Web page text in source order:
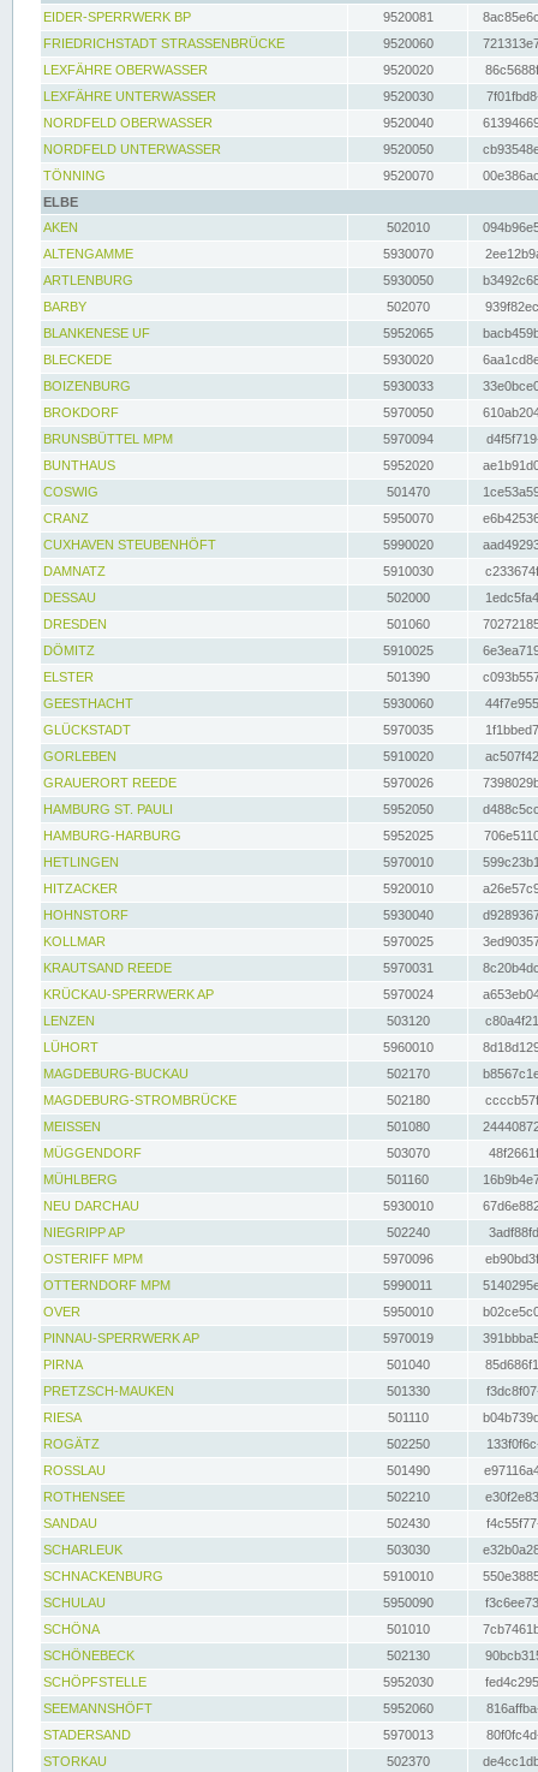
EIDER-SPERRWERK BP
9520081
FRIEDRICHSTADT STRASSENBRÜCKE
9520060
LEXFÄHRE OBERWASSER
9520020
LEXFÄHRE UNTERWASSER
9520030
NORDFELD OBERWASSER
9520040
NORDFELD UNTERWASSER
9520050
TÖNNING
9520070
ELBE
AKEN
502010
ALTENGAMME
5930070
ARTLENBURG
5930050
BARBY
502070
BLANKENESE UF
5952065
BLECKEDE
5930020
BOIZENBURG
5930033
BROKDORF
5970050
BRUNSBÜTTEL MPM
5970094
BUNTHAUS
5952020
COSWIG
501470
CRANZ
5950070
CUXHAVEN STEUBENHÖFT
5990020
DAMNATZ
5910030
DESSAU
502000
DRESDEN
501060
DÖMITZ
5910025
ELSTER
501390
GEESTHACHT
5930060
GLÜCKSTADT
5970035
GORLEBEN
5910020
GRAUERORT REEDE
5970026
HAMBURG ST. PAULI
5952050
HAMBURG-HARBURG
5952025
HETLINGEN
5970010
HITZACKER
5920010
HOHNSTORF
5930040
KOLLMAR
5970025
KRAUTSAND REEDE
5970031
KRÜCKAU-SPERRWERK AP
5970024
LENZEN
503120
LÜHORT
5960010
MAGDEBURG-BUCKAU
502170
MAGDEBURG-STROMBRÜCKE
502180
MEISSEN
501080
MÜGGENDORF
503070
MÜHLBERG
501160
NEU DARCHAU
5930010
NIEGRIPP AP
502240
OSTERIFF MPM
5970096
OTTERNDORF MPM
5990011
OVER
5950010
PINNAU-SPERRWERK AP
5970019
PIRNA
501040
PRETZSCH-MAUKEN
501330
RIESA
501110
ROGÄTZ
502250
ROSSLAU
501490
ROTHENSEE
502210
SANDAU
502430
SCHARLEUK
503030
SCHNACKENBURG
5910010
SCHULAU
5950090
SCHÖNA
501010
SCHÖNEBECK
502130
SCHÖPFSTELLE
5952030
SEEMANNSHÖFT
5952060
STADERSAND
5970013
STORKAU
502370